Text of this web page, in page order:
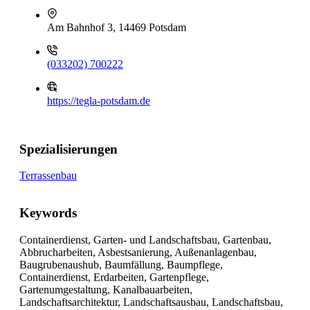
Am Bahnhof 3, 14469 Potsdam
(033202) 700222
https://tegla-potsdam.de
Spezialisierungen
Terrassenbau
Keywords
Containerdienst, Garten- und Landschaftsbau, Gartenbau,
Abbrucharbeiten, Asbestsanierung, Außenanlagenbau,
Baugrubenaushub, Baumfällung, Baumpflege,
Containerdienst, Erdarbeiten, Gartenpflege,
Gartenumgestaltung, Kanalbauarbeiten,
Landschaftsarchitektur, Landschaftsausbau, Landschaftsbau,